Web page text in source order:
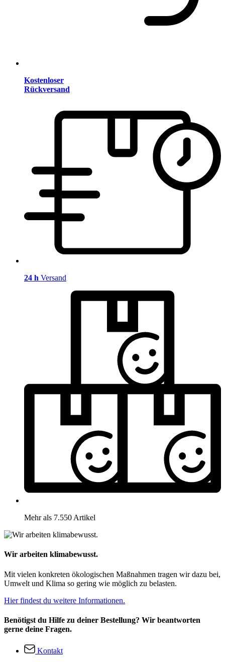
Kostenloser
Rückversand
24 h Versand
Mehr als 7.550 Artikel
Wir arbeiten klimabewusst.
Mit vielen konkreten ökologischen Maßnahmen tragen wir dazu bei,
Umwelt und Klima so gering wie möglich zu belasten.
Hier findest du weitere Informationen.
Benötigst du Hilfe zu deiner Bestellung? Wir beantworten
gerne deine Fragen.
Kontakt